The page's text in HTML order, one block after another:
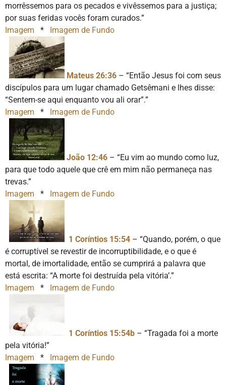
morrêssemos para os pecados e vivêssemos para a justiça;
por suas feridas vocês foram curados.”
Imagem * Imagem de Fundo
Mateus 26:36 – “Então Jesus foi com seus
discípulos para um lugar chamado Getsêmani e lhes disse:
“Sentem-se aqui enquanto vou ali orar”.”
Imagem * Imagem de Fundo
João 12:46 – “Eu vim ao mundo como luz,
para que todo aquele que crê em mim não permaneça nas
trevas.”
Imagem * Imagem de Fundo
1 Coríntios 15:54 – “Quando, porém, o que
é corruptível se revestir de incorruptibilidade, e o que é
mortal, de imortalidade, então se cumprirá a palavra que
está escrita: “A morte foi destruída pela vitória’.”
Imagem * Imagem de Fundo
1 Coríntios 15:54b – “Tragada foi a morte
pela vitória!”
Imagem * Imagem de Fundo